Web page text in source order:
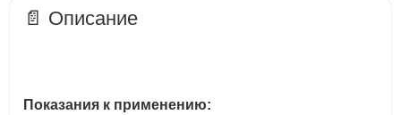
📄 Описание
Показания к применению: